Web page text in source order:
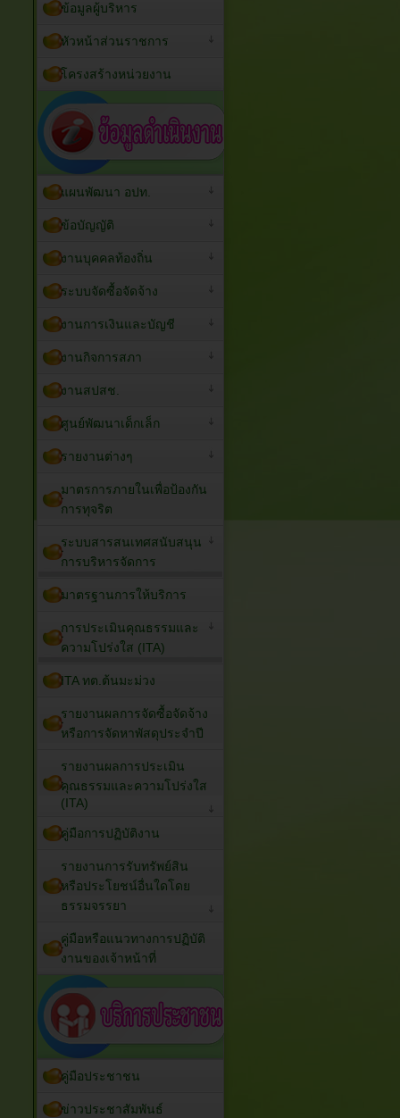
ข้อมูลผู้บริหาร
หัวหน้าส่วนราชการ
โครงสร้างหน่วยงาน
แผนพัฒนา อปท.
ข้อบัญญัติ
งานบุคคลท้องถิ่น
ระบบจัดซื้อจัดจ้าง
งานการเงินและบัญชี
งานกิจการสภา
งานสปสช.
ศูนย์พัฒนาเด็กเล็ก
รายงานต่างๆ
มาตรการภายในเพื่อป้องกัน
การทุจริต
ระบบสารสนเทศสนับสนุน
การบริหารจัดการ
มาตรฐานการให้บริการ
การประเมินคุณธรรมและ
ความโปร่งใส (ITA)
ITA ทต.ต้นมะม่วง
รายงานผลการจัดซื้อจัดจ้าง
หรือการจัดหาพัสดุประจำปี
รายงานผลการประเมิน
คุณธรรมและความโปร่งใส
(ITA)
คู่มือการปฏิบัติงาน
รายงานการรับทรัพย์สิน
หรือประโยชน์อื่นใดโดย
ธรรมจรรยา
คู่มือหรือแนวทางการปฏิบัติ
งานของเจ้าหน้าที่
คู่มือประชาชน
ข่าวประชาสัมพันธ์